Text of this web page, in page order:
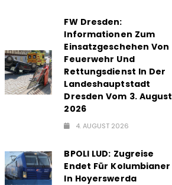
FW Dresden:
Informationen Zum
Einsatzgeschehen Von
Feuerwehr Und
Rettungsdienst In Der
Landeshauptstadt
Dresden Vom 3. August
2026
4. AUGUST 2026
BPOLI LUD: Zugreise
Endet Für Kolumbianer
In Hoyerswerda